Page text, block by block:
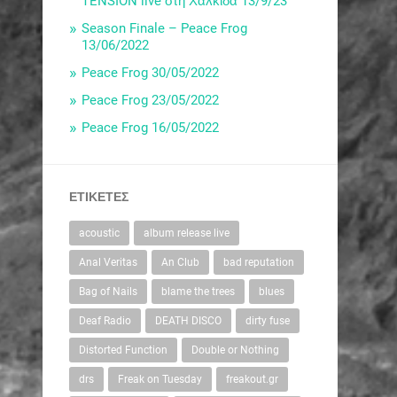
Season Finale – Peace Frog
13/06/2022
Peace Frog 30/05/2022
Peace Frog 23/05/2022
Peace Frog 16/05/2022
ΕΤΙΚΈΤΕΣ
acoustic album release live
Anal Veritas An Club bad reputation
Bag of Nails blame the trees blues
Deaf Radio DEATH DISCO dirty fuse
Distorted Function Double or Nothing
drs Freak on Tuesday freakout.gr